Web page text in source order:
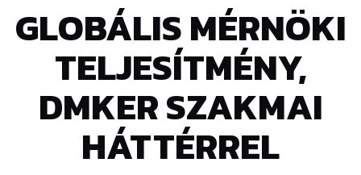
Alkatrész értékesítés
Bérlés
Vásárlás előtti tanácsadás
Szívesen segítünk!
GLOBÁLIS MÉRNÖKI
TELJESÍTMÉNY,
DMKER SZAKMAI
HÁTTÉRREL